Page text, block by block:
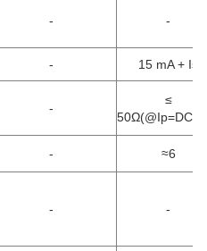
- -
-
15 mA + Is
-
≤
-
≈6
- -